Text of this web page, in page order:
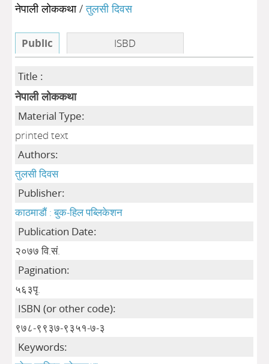
नेपाली लोककथा/तुलसी दिवस
Public ISBD
Title :
नेपाली लोककथा
Material Type:
printed text
Authors:
तुलसी दिवस
Publisher:
काठमाडौं : बुक-हिल पब्लिकेशन
Publication Date:
२०७७ वि.सं.
Pagination:
५६३पृ.
ISBN (or other code):
९७८-९९३७-९३५१-७-३
Keywords: